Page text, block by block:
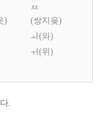
)
ㅉ
(쌍지읒)
ㅘ(와)
ㅟ(위)
.